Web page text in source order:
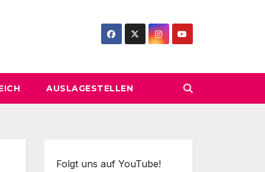
AUSLAGESTELLEN
Folgt uns auf YouTube!